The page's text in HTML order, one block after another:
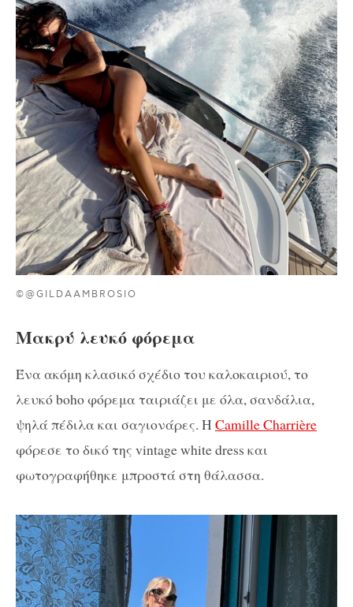
©@GILDAAMBROSIO
Mακρύ λευκό φόρεμα
Ένα ακόμη κλασικό σχέδιο του καλοκαιριού, το
λευκό boho φόρεμα ταιριάζει με όλα, σανδάλια,
ψηλά πέδιλα και σαγιονάρες. Η Camille Charrière
φόρεσε το δικό της vintage white dress και
φωτογραφήθηκε μπροστά στη θάλασσα.